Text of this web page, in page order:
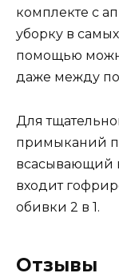
комплекте с
уборку в
помощью
даже между
Для
примыканий
всасывающий
входит
обивки 2 в 1.
Отзывы